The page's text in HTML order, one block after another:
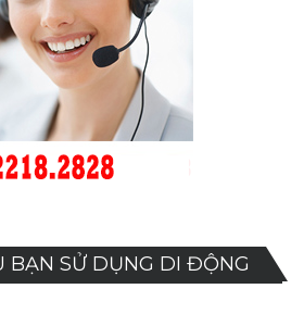
BẠN SỬ DỤNG DI ĐỘNG